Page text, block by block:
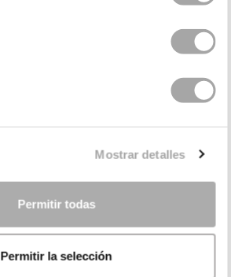
Mostrar detalles
Permitir todas
Permitir la selección